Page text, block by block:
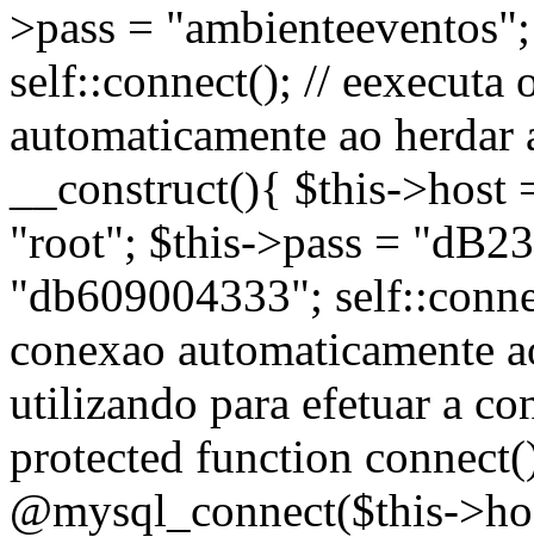
>pass =
self::connect(); // eexecuta
automaticamente ao
__construct(){ $this-
"root"; $this->pass =
"db609004333";
conexao automaticamente
utilizando para efetuar a
protected function
@mysql_connect($this-